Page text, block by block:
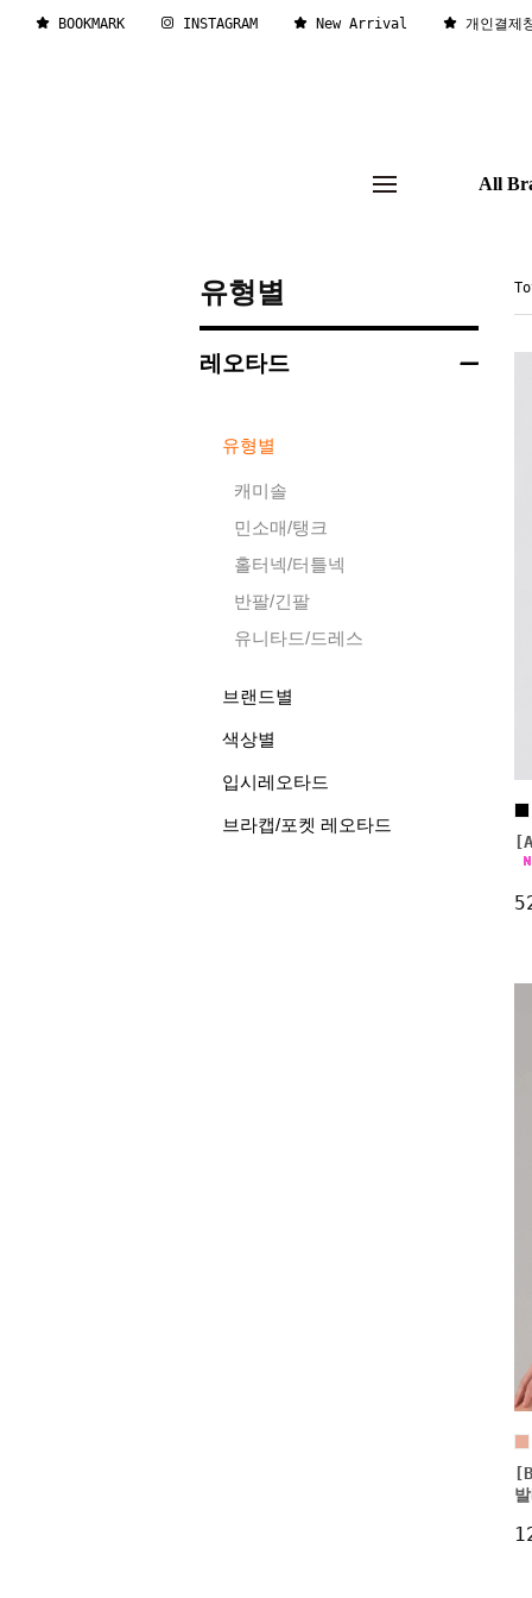
BOOKMARK INSTAGRAM New Arrival 개인결제
All
유형별
레오타드
유형별
캐미솔
민소매/탱크
홀터넥/터틀넥
반팔/긴팔
유니타드/드레스
브랜드별
색상별
입시레오타드
브라캡/포켓 레오타드